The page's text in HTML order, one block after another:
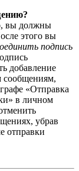
вы должны
этого вы
подпись
добавление
сообщениям,
«Отправка
в личном
убрав
отправки